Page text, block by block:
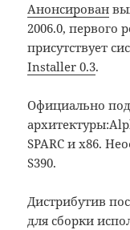
Анонсирован
2006.0, первого
присутствует
Installer 0.3.
Официально
SPARC и x86.
S390.
Дистрибутив
для сборки